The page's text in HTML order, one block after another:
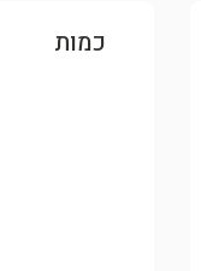
כמות